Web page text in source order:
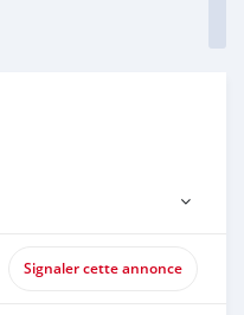
Signaler cette annonce